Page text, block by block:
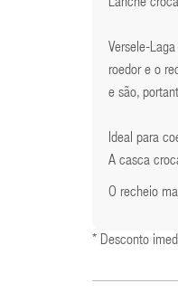
Lanche
Versele-
roedor e o
e são,
Ideal para
A casca
O recheio
* Desconto